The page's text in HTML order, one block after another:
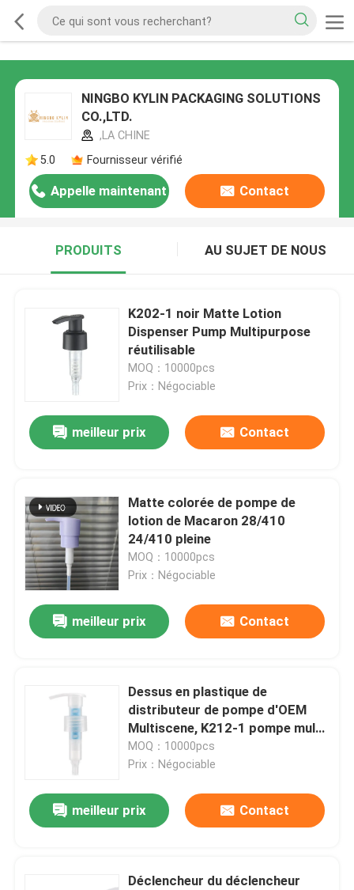
NINGBO KYLIN PACKAGING SOLUTIONS
CO.,LTD.
,LA CHINE
5.0
Fournisseur vérifié
Appelle maintenant Contact
PRODUITS AU SUJET DE NOUS
K202-1 noir Matte Lotion
Dispenser Pump Multipurpose
réutilisable
MOQ：10000pcs
Prix：Négociable
meilleur prix Contact
Matte colorée de pompe de
lotion de Macaron 28/410
24/410 pleine
MOQ：10000pcs
Prix：Négociable
meilleur prix Contact
Dessus en plastique de
distributeur de pompe d'OEM
Multiscene, K212-1 pompe multi
de lotion de la fonction 24mm
MOQ：10000pcs
Prix：Négociable
meilleur prix Contact
Déclencheur du déclencheur